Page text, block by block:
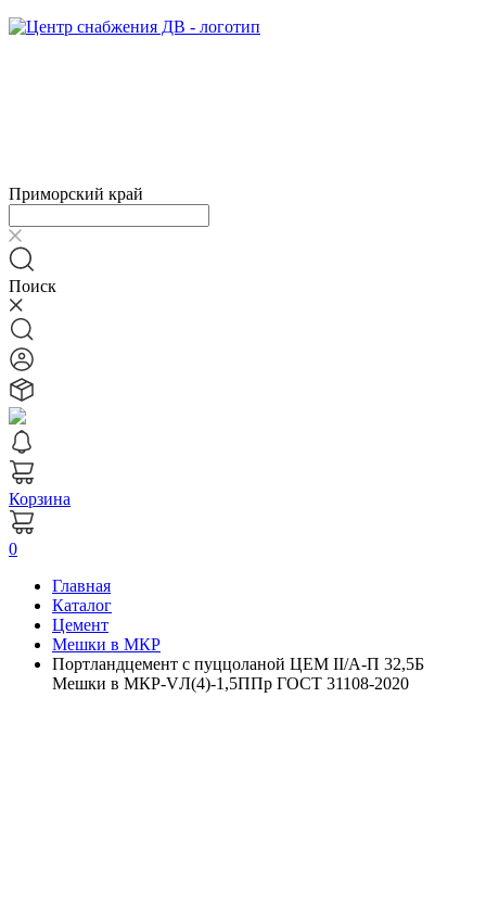
Приморский край
Поиск
Корзина
0
Главная
Каталог
Цемент
Мешки в МКР
Портландцемент с пуццоланой ЦЕМ II/A-П 32,5Б
Мешки в МКР-VЛ(4)-1,5ППр ГОСТ 31108-2020